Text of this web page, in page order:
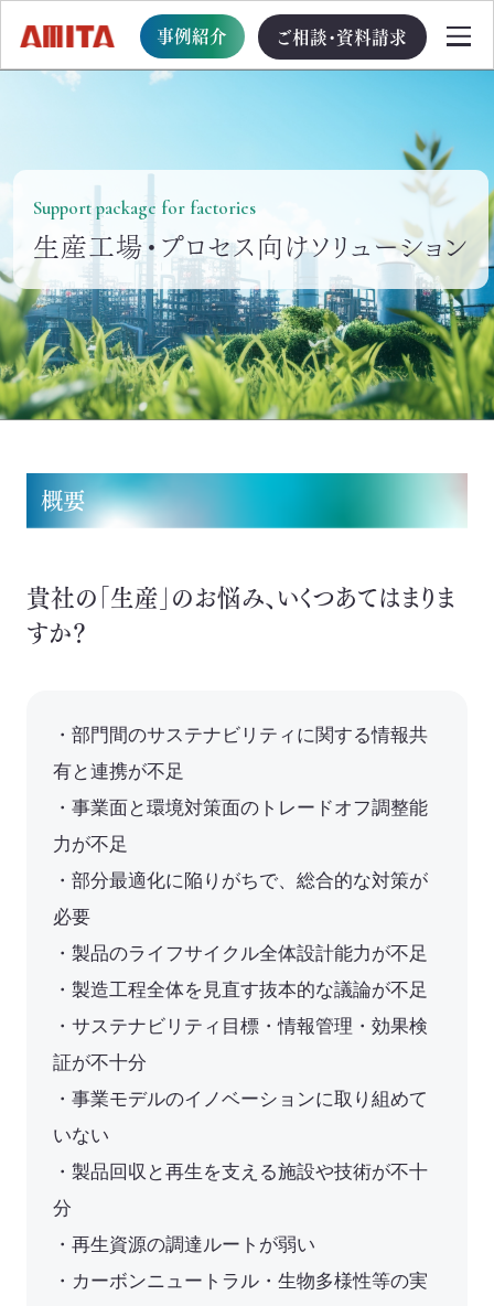
事例紹介 ご相談・資料請求
TOP
サービス一覧
サステナブル経営への移行支援
TOP
循環型事業創出プログラム
イニシアチブ対応/情報開示支援
カーボンニュートラル
循環資源（サーキュラーマテリアル）製造
TOP
スマートファクトリーZEROⅠ
リサイクル製品と製造フロー
取扱可能な廃棄物一覧
リサイクル実績
処理委託先の選定
サステナブル調達支援サービス
見える化サービス
Support package for factories
生産工場・プロセス向けソリューション
概要
貴社の「生産」のお悩み、いくつあてはまりま
すか？
・部門間のサステナビリティに関する情報共
有と連携が不足
・事業面と環境対策面のトレードオフ調整能
力が不足
・部分最適化に陥りがちで、総合的な対策が
必要
・製品のライフサイクル全体設計能力が不足
・製造工程全体を見直す抜本的な議論が不足
・サステナビリティ目標・情報管理・効果検
証が不十分
・事業モデルのイノベーションに取り組めて
いない
・製品回収と再生を支える施設や技術が不十
分
・再生資源の調達ルートが弱い
・カーボンニュートラル・生物多様性等の実